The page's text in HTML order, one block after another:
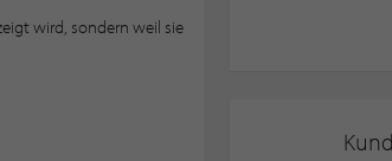
wird, sondern weil sie